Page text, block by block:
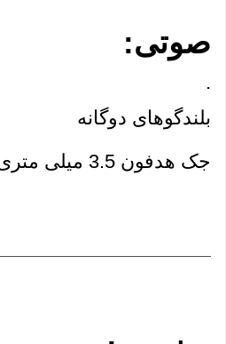
صوتی:
.
بلندگوهای دوگانه
جک هدفون 3.5 میلی متری